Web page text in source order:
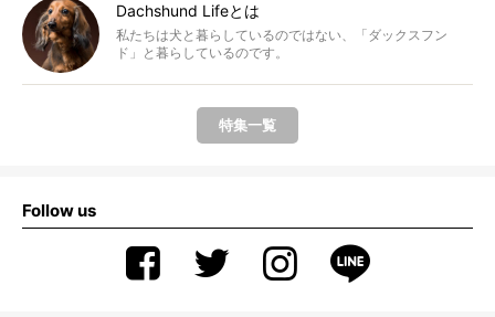
Dachshund Lifeとは
私たちは犬と暮らしているのではない、「ダックスフン
ド」と暮らしているのです。
特集一覧
Follow us